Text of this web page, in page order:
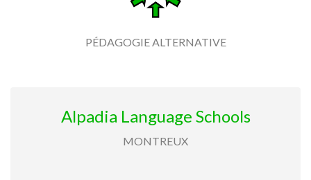
PÉDAGOGIE ALTERNATIVE
Alpadia Language Schools
MONTREUX